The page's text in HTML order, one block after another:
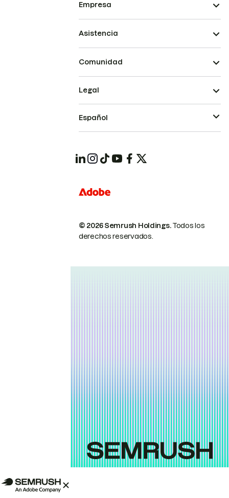
Empresa
Asistencia
Comunidad
© 2026 Semrush Holdings.Todos los
derechos reservados.
Legal
Español